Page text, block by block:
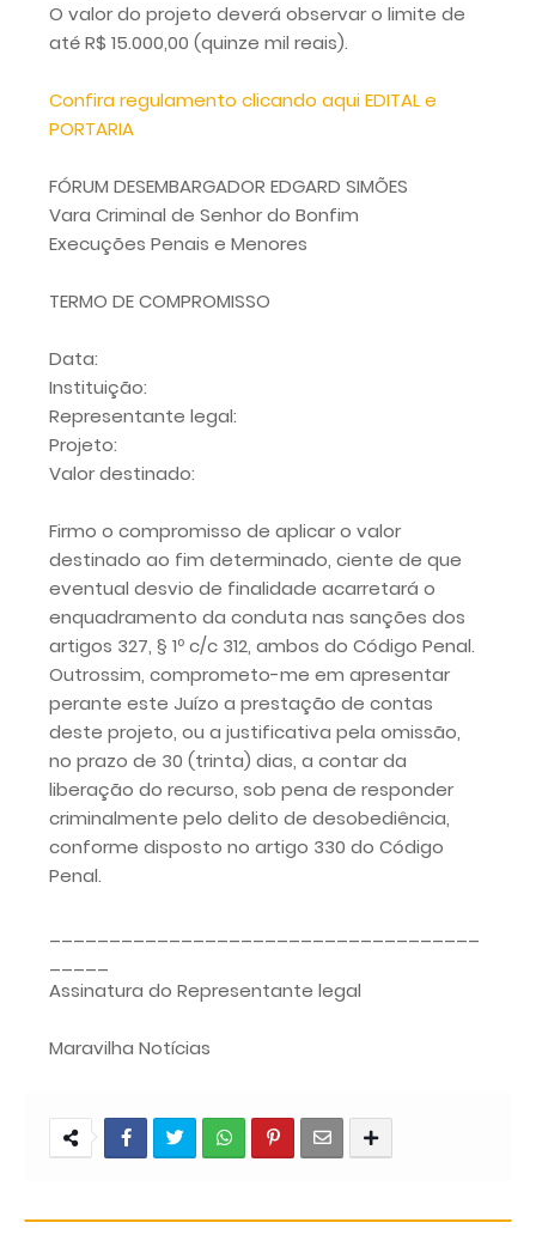
O valor do projeto deverá observar o limite de
até R$ 15.000,00 (quinze mil reais).
Confira regulamento clicando aqui EDITAL e
PORTARIA
FÓRUM DESEMBARGADOR EDGARD SIMÕES
Vara Criminal de Senhor do Bonfim
Execuções Penais e Menores
TERMO DE COMPROMISSO
Data:
Instituição:
Representante legal:
Projeto:
Valor destinado:
Firmo o compromisso de aplicar o valor
destinado ao fim determinado, ciente de que
eventual desvio de finalidade acarretará o
enquadramento da conduta nas sanções dos
artigos 327, § 1º c/c 312, ambos do Código Penal.
Outrossim, comprometo-me em apresentar
perante este Juízo a prestação de contas
deste projeto, ou a justificativa pela omissão,
no prazo de 30 (trinta) dias, a contar da
liberação do recurso, sob pena de responder
criminalmente pelo delito de desobediência,
conforme disposto no artigo 330 do Código
Penal.
Assinatura do Representante legal
Maravilha Notícias